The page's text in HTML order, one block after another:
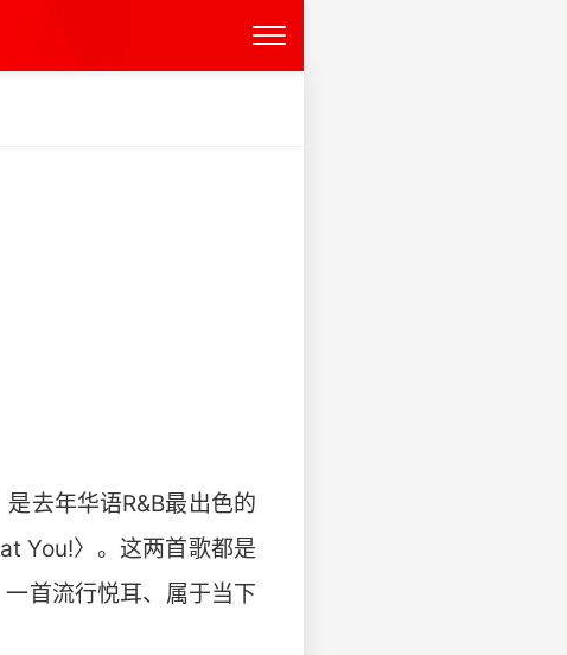
去年华语R&B最出色的
You!〉。这两首歌都是
首流行悦耳、属于当下